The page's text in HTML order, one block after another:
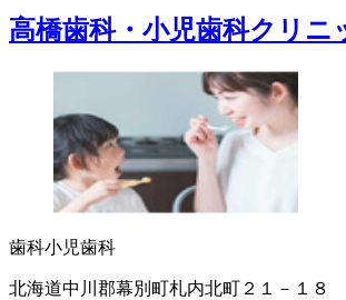
高橋歯科・小児歯科クリニ
歯科小児歯科
北海道中川郡幕別町札内北町２１－１８